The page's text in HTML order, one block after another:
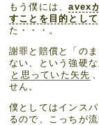
もう僕には、avex
すことを目的とし
た・・・。
謝罪と賠償と「の
ない、という強硬
と思っていた矢先
せん。
僕としてはインス
るので、こっちが